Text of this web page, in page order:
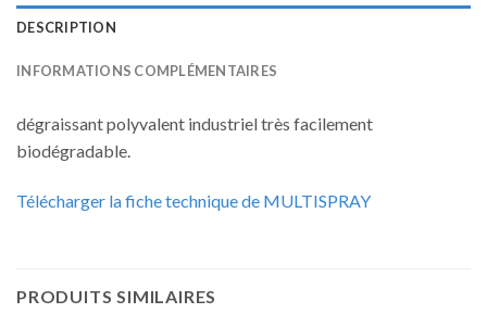
DESCRIPTION
INFORMATIONS COMPLÉMENTAIRES
dégraissant polyvalent industriel très facilement
biodégradable.
Télécharger la fiche technique de MULTISPRAY
PRODUITS SIMILAIRES